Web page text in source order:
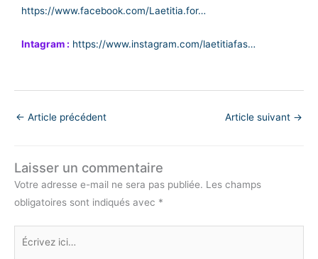
https://www.facebook.com/Laetitia.for…
Intagram : https://www.instagram.com/laetitiafas…
← Article précédent Article suivant →
Laisser un commentaire
Votre adresse e-mail ne sera pas publiée. Les champs
obligatoires sont indiqués avec *
Écrivez